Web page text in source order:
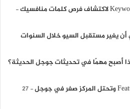
يغير مستقبل السيو خلال السنوات
27